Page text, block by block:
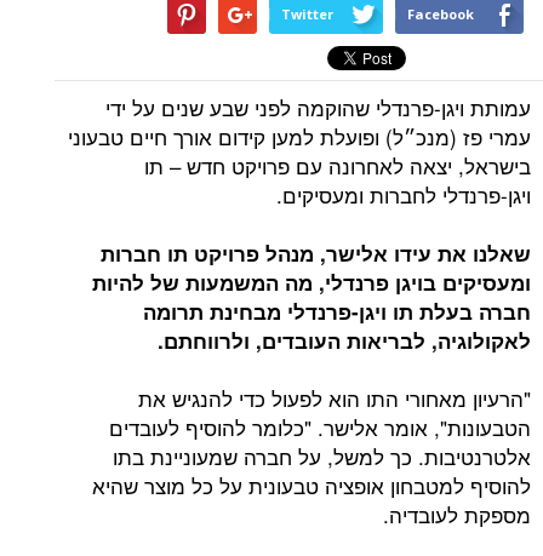
Facebook
Twitter
עמותת ויגן-פרנדלי שהוקמה לפני שבע שנים על ידי
עמרי פז (מנכ״ל) ופועלת למען קידום אורך חיים טבעוני
בישראל, יצאה לאחרונה עם פרויקט חדש – תו
ויגן-פרנדלי לחברות ומעסיקים.
שאלנו את עידו אלישר, מנהל פרויקט תו חברות
ומעסיקים בויגן פרנדלי, מה המשמעות של להיות
חברה בעלת תו ויגן-פרנדלי מבחינת תרומה
לאקולוגיה, לבריאות העובדים, ולרווחתם.
"הרעיון מאחורי התו הוא לפעול כדי להנגיש את
הטבעונות", אומר אלישר. "כלומר להוסיף לעובדים
אלטרנטיבות. כך למשל, על חברה שמעוניינת בתו
להוסיף למטבחון אופציה טבעונית על כל מוצר שהיא
מספקת לעובדיה.